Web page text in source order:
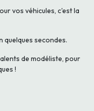
vos véhicules, c'est la
quelques secondes.
de modéliste, pour
!